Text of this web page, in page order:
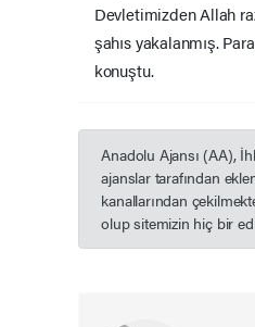
Devletimizden Allah
şahıs yakalanmış.
konuştu.
Anadolu Ajansı (AA),
ajanslar tarafından
kanallarından
olup sitemizin hiç bir